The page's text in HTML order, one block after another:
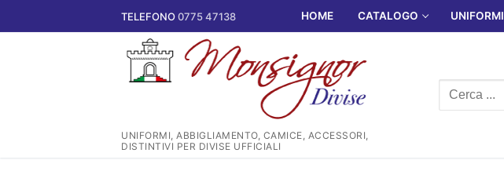
al
TELEFONO0775 47138 HOME CATALOGO UNIFORMI
UNIFORMI, ABBIGLIAMENTO, CAMICE, ACCESSORI,
DISTINTIVI PER DIVISE UFFICIALI
Cerca: